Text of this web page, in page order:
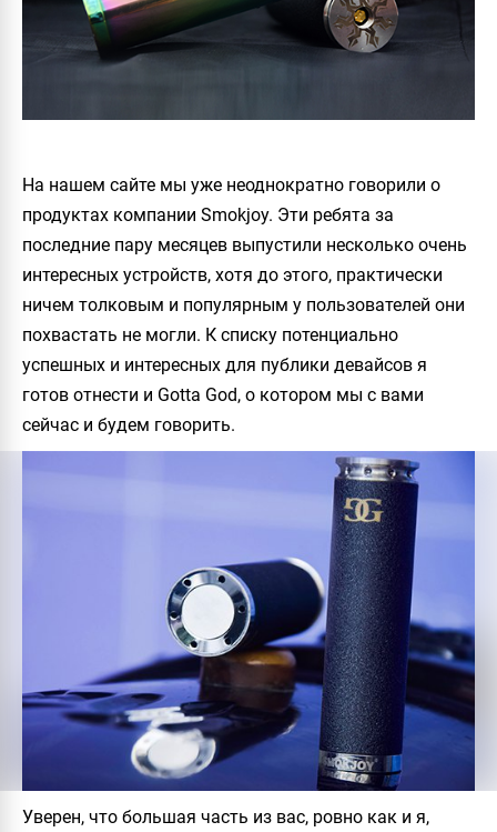
На нашем сайте мы уже неоднократно говорили о
продуктах компании Smokjoy. Эти ребята за
последние пару месяцев выпустили несколько очень
интересных устройств, хотя до этого, практически
ничем толковым и популярным у пользователей они
похвастать не могли. К списку потенциально
успешных и интересных для публики девайсов я
готов отнести и Gotta God, о котором мы с вами
сейчас и будем говорить.
Уверен, что большая часть из вас, ровно как и я,